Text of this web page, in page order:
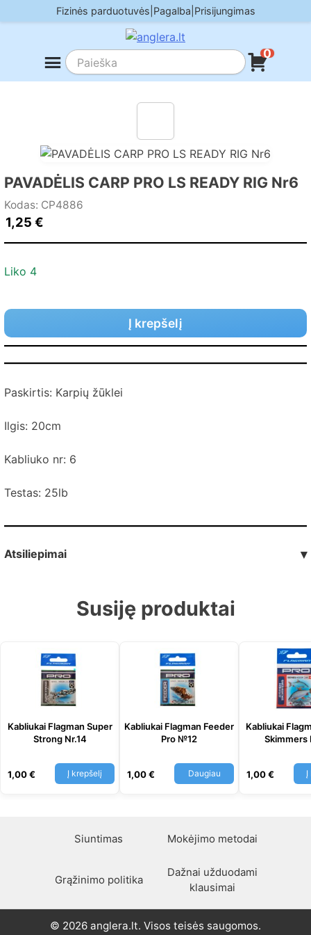
to
Fizinės parduotuvės Pagalba Prisijungimas
0
PAVADĖLIS CARP PRO LS READY RIG Nr6
Kodas: CP4886
1,25 €
Liko 4
Į krepšelį
Paskirtis: Karpių žūklei
Ilgis: 20cm
Kabliuko nr: 6
Testas: 25lb
Atsiliepimai ▾
Susiję produktai
Kabliukai Flagman Super
Strong Nr.14
1,00€ Į krepšelį
Kabliukai Flagman Feeder
Pro №12
1,00€ Daugiau
Kabliukai
Skimmers
1,00€ Į
Siuntimas Mokėjimo metodai
Grąžinimo politika
Dažnai užduodami
klausimai
© 2026 anglera.lt. Visos teisės saugomos.